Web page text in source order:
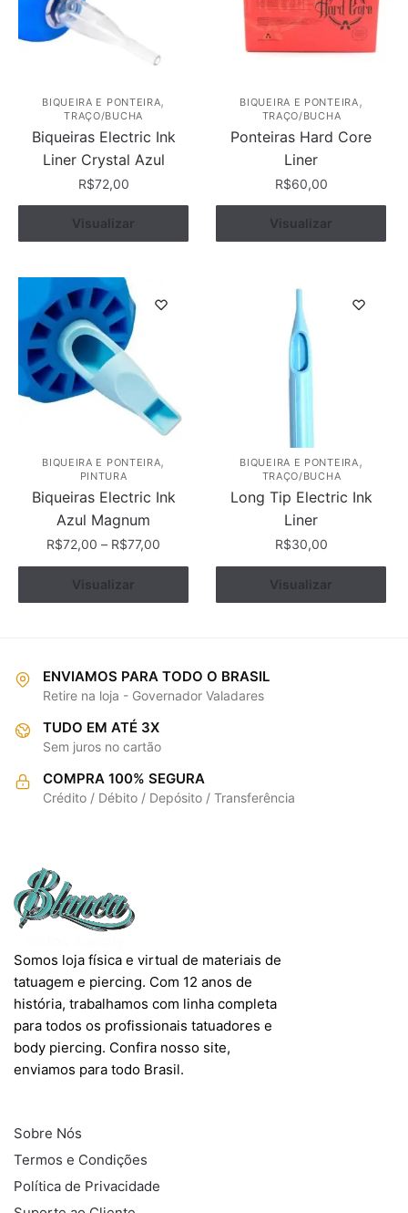
podem
ser
escolhidas
página
do
produto
podem
escolhidas
página
do
produto
BIQUEIRA E PONTEIRA,
TRAÇO/BUCHA
Biqueiras Electric Ink
Liner Crystal Azul
R$72,00
Ver opções
Este
produto
várias
variantes.
As
opções
podem
ser
escolhidas
página
do
produto
Visualizar
BIQUEIRA E PONTEIRA ,
TRAÇO/BUCHA
Ponteiras Hard Core
Liner
R$60,00
Ver opções
Este
produto
variantes.
As
opções
podem
página
do
produto
Visualizar
BIQUEIRA E PONTEIRA,
PINTURA
Biqueiras Electric Ink
Azul Magnum
R$72,00 – R$77,00
Ver opções
Este
produto
As
podem
ser
escolhidas
na
Visualizar
BIQUEIRA E PONTEIRA,
TRAÇO/BUCHA
Long Tip Electric Ink
Liner
R$30,00
Ver opções
Este
produto
Visualizar
ENVIAMOS PARA TODO O BRASIL
Retire na loja - Governador Valadares
TUDO EM ATÉ 3X
Sem juros no cartão
COMPRA 100% SEGURA
Crédito / Débito / Depósito / Transferência
Somos loja física e virtual de materiais de
tatuagem e piercing. Com 12 anos de
história, trabalhamos com linha completa
para todos os profissionais tatuadores e
body piercing. Confira nosso site,
enviamos para todo Brasil.
Sobre Nós
Termos e Condições
Política de Privacidade